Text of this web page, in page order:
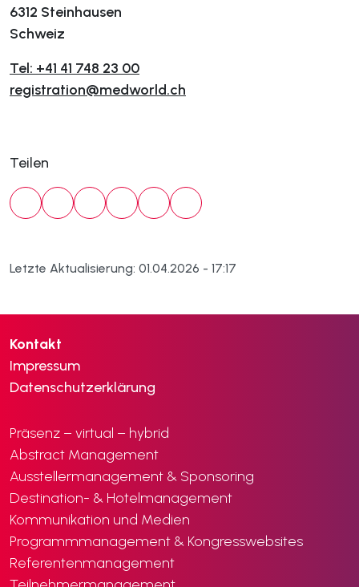
6312 Steinhausen
Schweiz
Tel: +41 41 748 23 00
registration@medworld.ch
Teilen
Letzte Aktualisierung: 01.04.2026 - 17:17
Kontakt
Impressum
Datenschutzerklärung
Präsenz – virtual – hybrid
Abstract Management
Ausstellermanagement & Sponsoring
Destination- & Hotelmanagement
Kommunikation und Medien
Programmmanagement & Kongresswebsites
Referentenmanagement